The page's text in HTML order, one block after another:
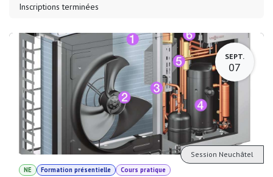
Inscriptions terminées
SEPT.
07
NE Formation présentielle Cours pratique
Session Neuchâtel